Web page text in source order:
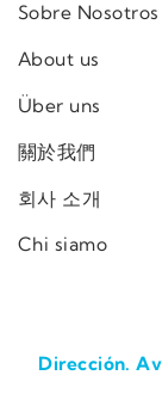
Sobre Nosotros
About us
Über uns
關於我們
회사 소개
Chi siamo
Dirección.